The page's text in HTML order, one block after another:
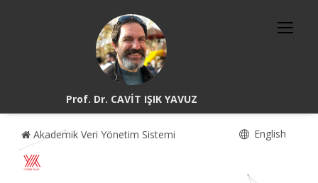
Prof. Dr. CAVİT IŞIK YAVUZ
Akademik Veri Yönetim Sistemi English